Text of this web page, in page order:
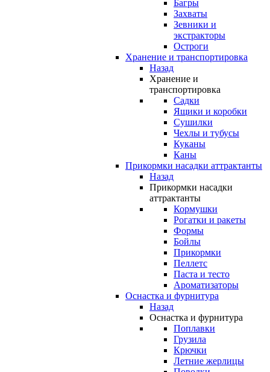
Багры
Захваты
Зевники и
экстракторы
Остроги
Хранение и транспортировка
Назад
Хранение и
транспортировка
Садки
Ящики и коробки
Сушилки
Чехлы и тубусы
Куканы
Каны
Прикормки насадки аттрактанты
Назад
Прикормки насадки
аттрактанты
Кормушки
Рогатки и ракеты
Формы
Бойлы
Прикормки
Пеллетс
Паста и тесто
Ароматизаторы
Оснастка и фурнитура
Назад
Оснастка и фурнитура
Поплавки
Грузила
Крючки
Летние жерлицы